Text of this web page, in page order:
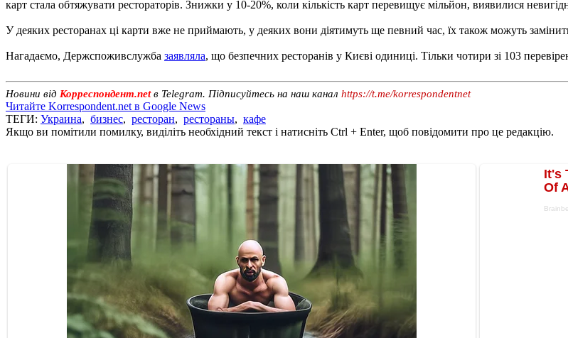
карт стала обтяжувати рестораторів. Знижки у 10-20%, коли кількість карт перевищує мільйон, виявилися
У деяких ресторанах ці карти вже не приймають, у деяких вони діятимуть ще певний час, їх також можуть
Нагадаємо, Держспоживслужба заявляла, що безпечних ресторанів у Києві одиниці. Тільки чотири зі 103
Новини від Корреспондент.netв Telegram. Підписуйтесь на наш канал https://t.me/korrespondentnet
Читайте Korrespondent.net в Google News
ТЕГИ: Украина, бизнес, ресторан, рестораны, кафе
Якщо ви помітили помилку, виділіть необхідний текст і натисніть Ctrl + Enter, щоб повідомити про це редакцію.